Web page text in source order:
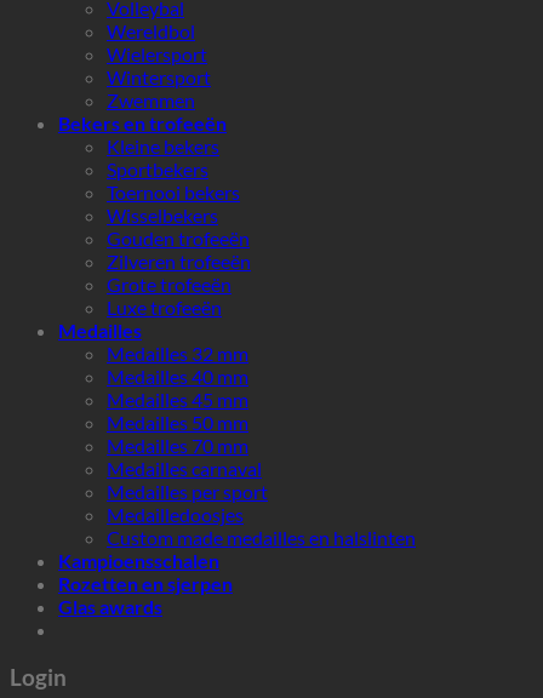
Volleybal
Wereldbol
Wielersport
Wintersport
Zwemmen
Bekers en trofeeën
Kleine bekers
Sportbekers
Toernooi bekers
Wisselbekers
Gouden trofeeën
Zilveren trofeeën
Grote trofeeën
Luxe trofeeën
Medailles
Medailles 32 mm
Medailles 40 mm
Medailles 45 mm
Medailles 50 mm
Medailles 70 mm
Medailles carnaval
Medailles per sport
Medailledoosjes
Custom made medailles en halslinten
Kampioensschalen
Rozetten en sjerpen
Glas awards
Login